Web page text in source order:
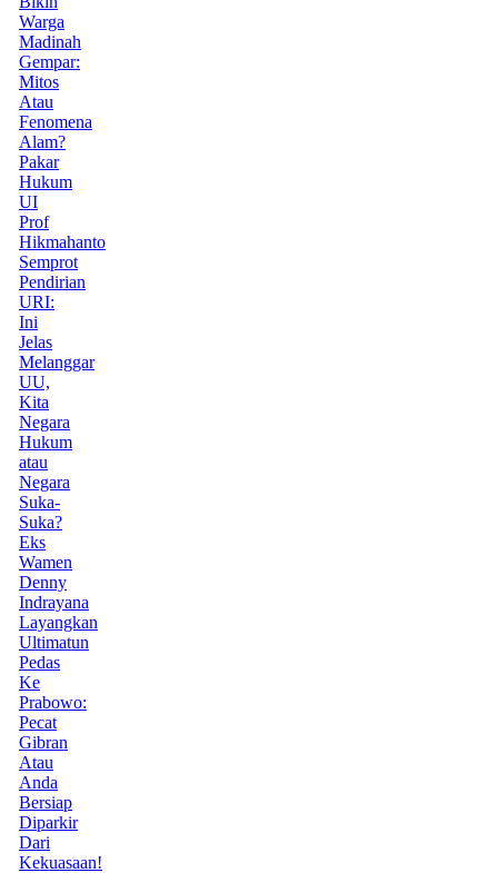
Warga
Madinah
Gempar:
Mitos
Atau
Fenomena
Alam?
Pakar
Hukum
UI
Prof
Hikmahanto
Semprot
Pendirian
URI:
Ini
Jelas
Melanggar
UU,
Kita
Negara
Hukum
atau
Negara
Suka-
Suka?
Eks
Wamen
Denny
Indrayana
Layangkan
Ultimatun
Pedas
Ke
Prabowo:
Pecat
Gibran
Atau
Anda
Bersiap
Diparkir
Dari
Kekuasaan!